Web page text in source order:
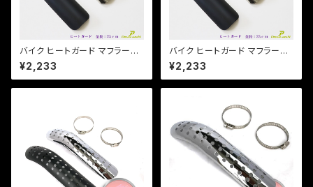
バイク ヒートガード マフラーガ
ード 全長230mm バンド取り付
けサイズ40〜65mm 【シルバ
ー】1枚【クリックポスト発送可
¥2,233
バイク ヒートガード マフラーガ
ード 全長230mm バンド取り付
けサイズ40〜65mm 【ブラッ
ク】1枚【クリックポスト発送可
¥2,233